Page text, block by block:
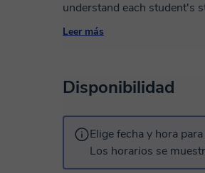
understand each student's
customized lesson plans
confidence.I believe in
not only helps them grasp
Leer más
Disponibilidad
Elige fecha y hora
Los horarios se